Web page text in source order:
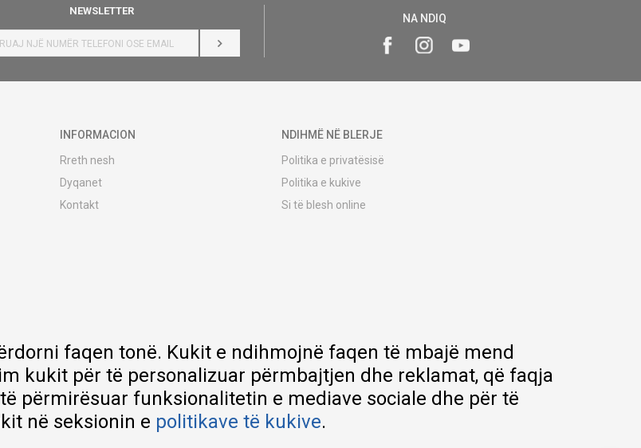
NEWSLETTER
HYR
NA NDIQ
INFORMACION
Rreth nesh
Dyqanet
Kontakt
Lista e çmimeve
NDIHMË NË BLERJE
Politika e privatësisë
Politika e kukive
Si të blesh online
faqen tonë. Kukit e ndihmojnë faqen të mbajë mend
kukit për të personalizuar përmbajtjen dhe reklamat, që faqja
përmirësuar funksionalitetin e mediave sociale dhe për të
në seksionin e politikave të kukive.